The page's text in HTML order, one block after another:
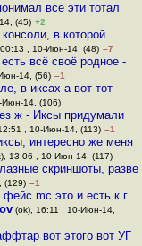
все эти тотал
(45) +2
в которой
, 10-Июн-14, (48) –7
всё своё родное -
14, (56) –1
в иксах а вот тот
14, (106)
ж - Иксы придумали
, 10-Июн-14, (113) –1
интересно же меня
13:06 , 10-Июн-14, (117)
скриншоты, разве
(129) –1
mc это и есть к г
(ok), 16:11 , 10-Июн-14,
вот этого вот УГ